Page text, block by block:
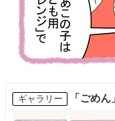
ギャラリー 「ごめ